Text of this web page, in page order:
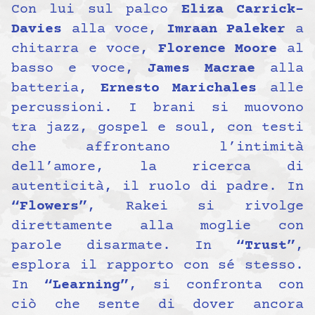
Con lui sul palco Eliza Carrick-
Davies alla voce, Imraan Paleker a
chitarra e voce, Florence Moore al
basso e voce, James Macrae alla
batteria, Ernesto Marichales alle
percussioni. I brani si muovono
tra jazz, gospel e soul, con testi
che affrontano l’intimità
dell’amore, la ricerca di
autenticità, il ruolo di padre. In
“Flowers” , Rakei si rivolge
direttamente alla moglie con
parole disarmate. In “Trust” ,
esplora il rapporto con sé stesso.
In “Learning” , si confronta con
ciò che sente di dover ancora